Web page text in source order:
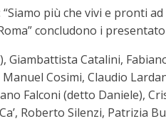
più che vivi e pronti
concludono i
Giambattista Catalini,
Cosimi, Claudio
Falconi (detto Daniele),
Roberto Silenzi, Patrizia